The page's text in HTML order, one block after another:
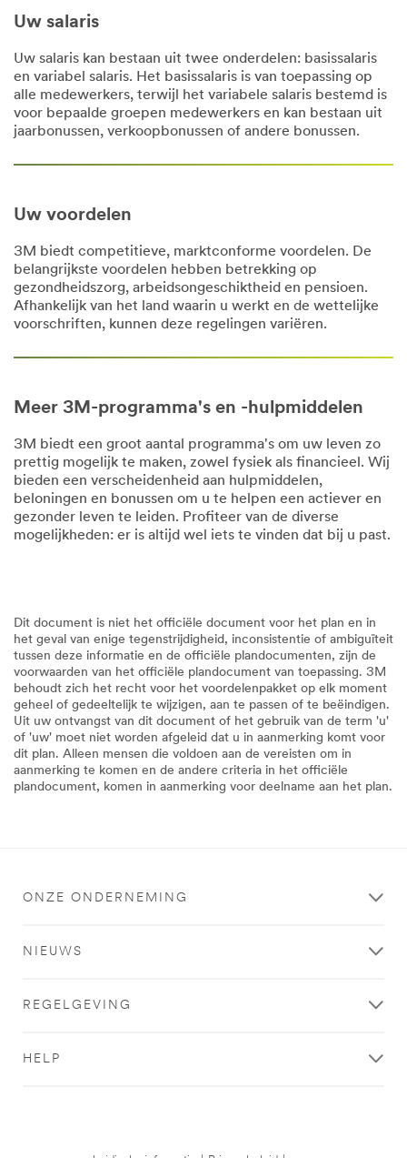
Uw salaris
Uw salaris kan bestaan uit twee onderdelen: basissalaris
en variabel salaris. Het basissalaris is van toepassing op
alle medewerkers, terwijl het variabele salaris bestemd is
voor bepaalde groepen medewerkers en kan bestaan uit
jaarbonussen, verkoopbonussen of andere bonussen.
Uw voordelen
3M biedt competitieve, marktconforme voordelen. De
belangrijkste voordelen hebben betrekking op
gezondheidszorg, arbeidsongeschiktheid en pensioen.
Afhankelijk van het land waarin u werkt en de wettelijke
voorschriften, kunnen deze regelingen variëren.
Meer 3M-programma's en -hulpmiddelen
3M biedt een groot aantal programma's om uw leven zo
prettig mogelijk te maken, zowel fysiek als financieel. Wij
bieden een verscheidenheid aan hulpmiddelen,
beloningen en bonussen om u te helpen een actiever en
gezonder leven te leiden. Profiteer van de diverse
mogelijkheden: er is altijd wel iets te vinden dat bij u past.
Dit document is niet het officiële document voor het plan en in
het geval van enige tegenstrijdigheid, inconsistentie of ambiguïteit
tussen deze informatie en de officiële plandocumenten, zijn de
voorwaarden van het officiële plandocument van toepassing. 3M
behoudt zich het recht voor het voordelenpakket op elk moment
geheel of gedeeltelijk te wijzigen, aan te passen of te beëindigen.
Uit uw ontvangst van dit document of het gebruik van de term 'u'
of 'uw' moet niet worden afgeleid dat u in aanmerking komt voor
dit plan. Alleen mensen die voldoen aan de vereisten om in
aanmerking te komen en de andere criteria in het officiële
plandocument, komen in aanmerking voor deelname aan het plan.
ONZE ONDERNEMING
NIEUWS
REGELGEVING
HELP